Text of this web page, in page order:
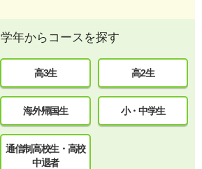
学年からコースを探す
高3生 高2生
海外帰国生 小・中学生
通信制高校生・高校
中退者